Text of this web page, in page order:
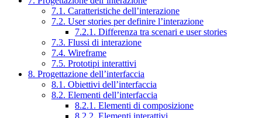
7.1. Caratteristiche dell’interazione
7.2. User stories per definire l’interazione
7.2.1. Differenza tra scenari e user stories
7.3. Flussi di interazione
7.4. Wireframe
7.5. Prototipi interattivi
8. Progettazione dell’interfaccia
8.1. Obiettivi dell’interfaccia
8.2. Elementi dell’interfaccia
8.2.1. Elementi di composizione
8.2.2. Elementi interattivi